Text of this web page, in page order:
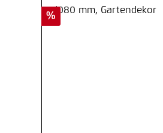
Rabatt
%